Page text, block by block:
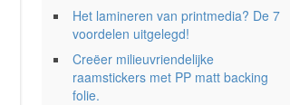
Het lamineren van printmedia? De 7
voordelen uitgelegd!
Creëer milieuvriendelijke
raamstickers met PP matt backing
folie.